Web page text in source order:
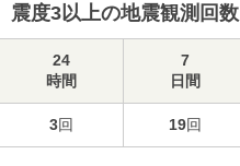
震度3以上の地震観測回数
24
時間
7
日間
3回 19回